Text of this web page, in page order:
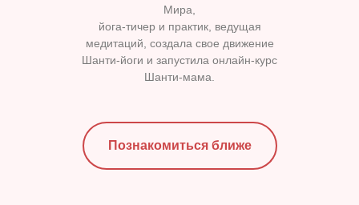
Мира,
йога-тичер и практик, ведущая
медитаций, создала свое движение
Шанти-йоги и запустила онлайн-курс
Шанти-мама.
Познакомиться ближе